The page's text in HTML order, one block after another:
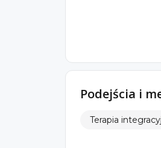
Podejścia i
Terapia